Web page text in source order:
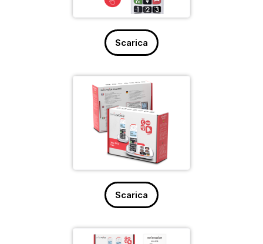
Scarica
Scarica